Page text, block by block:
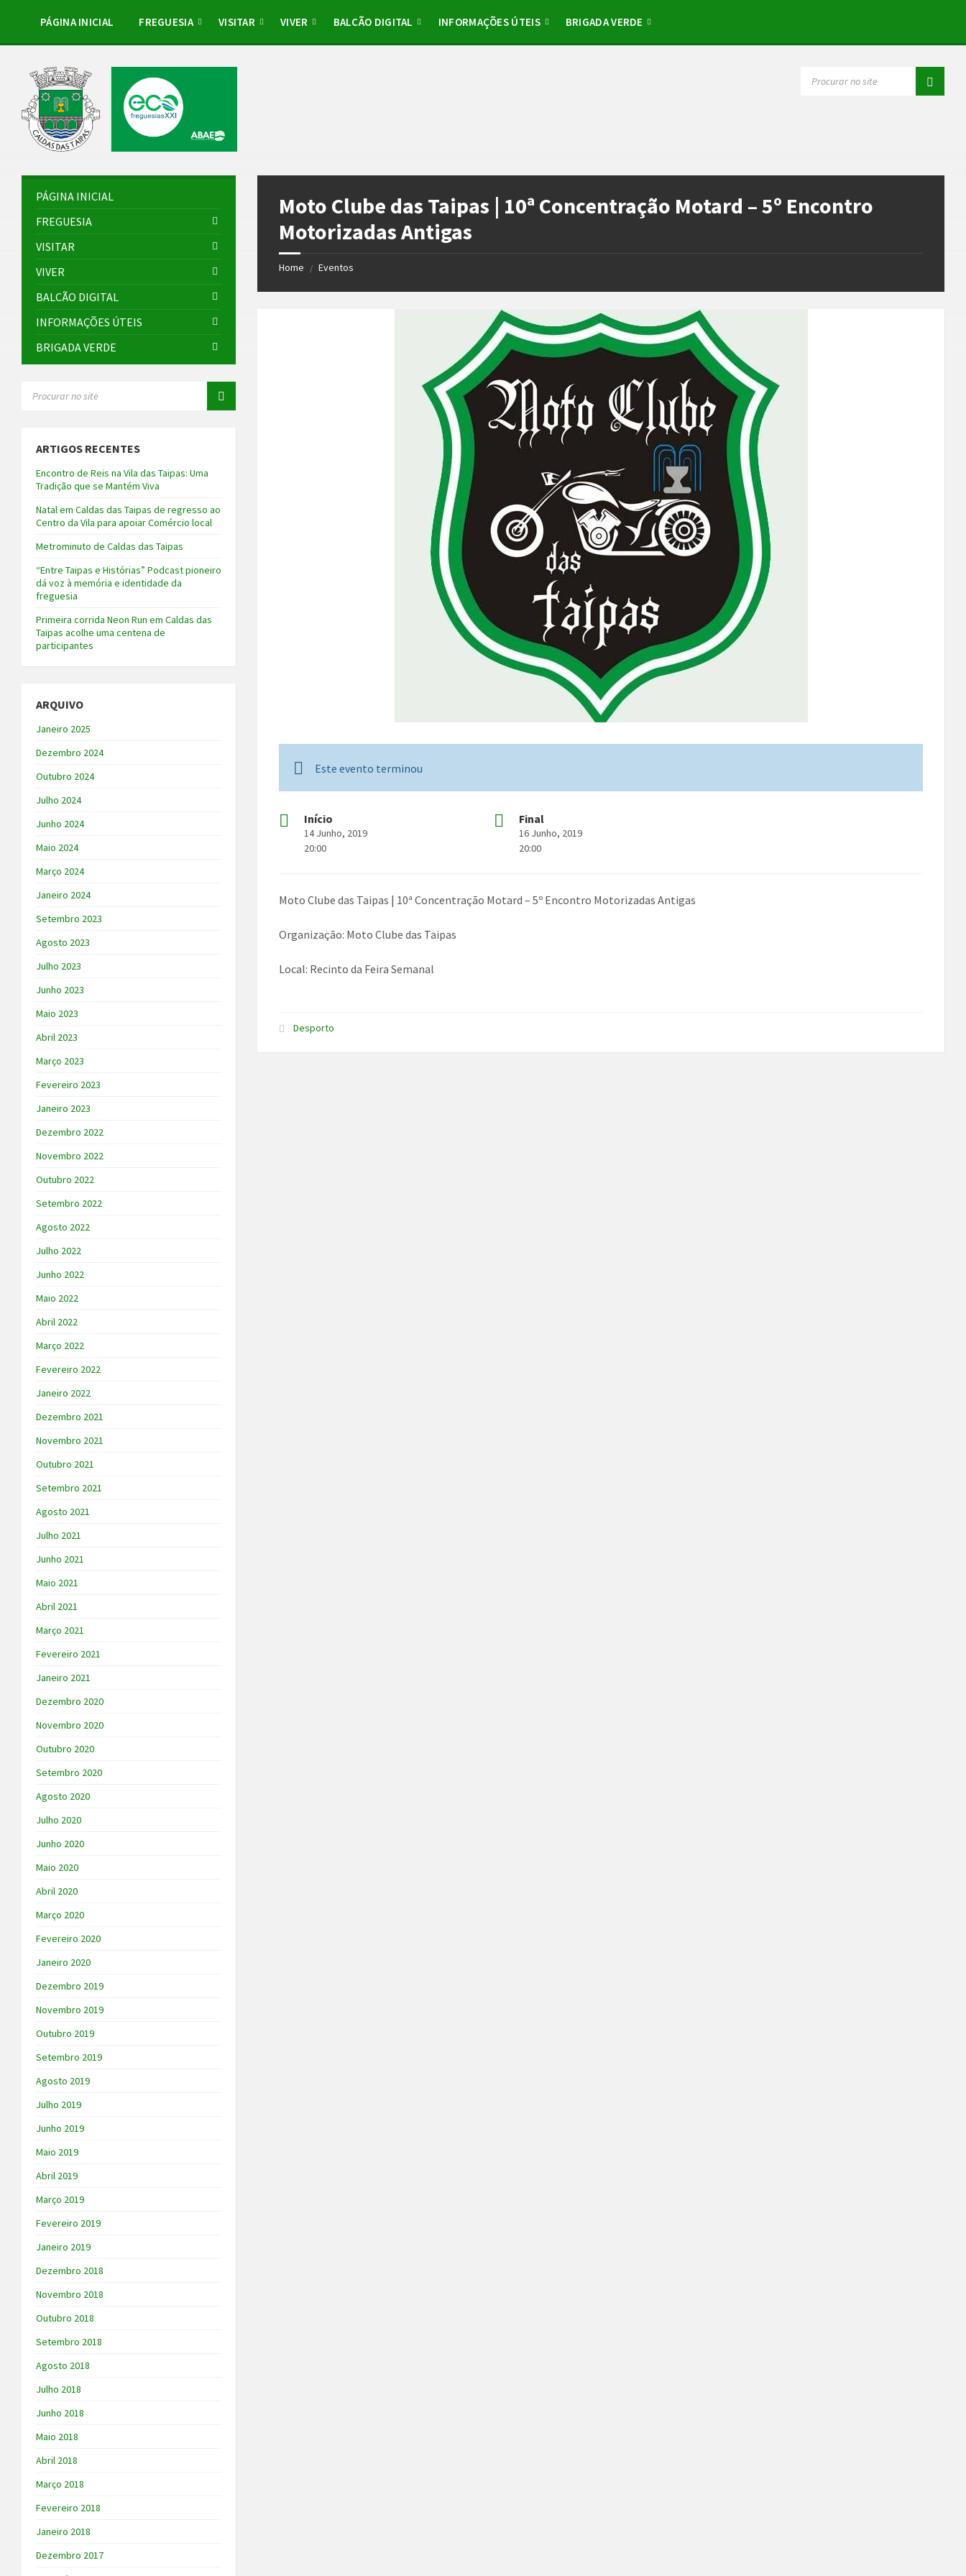
sidebar
PÁGINA INICIAL FREGUESIA VISITAR VIVER BALCÃO DIGITAL INFORMAÇÕES ÚTEIS BRIGADA VERDE
Moto Clube das Taipas | 10ª Concentração Motard – 5º Encontro
Motorizadas Antigas
Home / Eventos
Este evento terminou
Início
14 Junho, 2019
20:00
Final
16 Junho, 2019
20:00
Moto Clube das Taipas | 10ª Concentração Motard – 5º Encontro Motorizadas Antigas
Organização: Moto Clube das Taipas
Local: Recinto da Feira Semanal
Desporto
PÁGINA INICIAL
FREGUESIA
VISITAR
VIVER
BALCÃO DIGITAL
INFORMAÇÕES ÚTEIS
BRIGADA VERDE
ARTIGOS RECENTES
Encontro de Reis na Vila das Taipas: Uma
Tradição que se Mantém Viva
Natal em Caldas das Taipas de regresso ao
Centro da Vila para apoiar Comércio local
Metrominuto de Caldas das Taipas
“Entre Taipas e Histórias” Podcast pioneiro
dá voz à memória e identidade da
freguesia
Primeira corrida Neon Run em Caldas das
Taipas acolhe uma centena de
participantes
ARQUIVO
Janeiro 2025
Dezembro 2024
Outubro 2024
Julho 2024
Junho 2024
Maio 2024
Março 2024
Janeiro 2024
Setembro 2023
Agosto 2023
Julho 2023
Junho 2023
Maio 2023
Abril 2023
Março 2023
Fevereiro 2023
Janeiro 2023
Dezembro 2022
Novembro 2022
Outubro 2022
Setembro 2022
Agosto 2022
Julho 2022
Junho 2022
Maio 2022
Abril 2022
Março 2022
Fevereiro 2022
Janeiro 2022
Dezembro 2021
Novembro 2021
Outubro 2021
Setembro 2021
Agosto 2021
Julho 2021
Junho 2021
Maio 2021
Abril 2021
Março 2021
Fevereiro 2021
Janeiro 2021
Dezembro 2020
Novembro 2020
Outubro 2020
Setembro 2020
Agosto 2020
Julho 2020
Junho 2020
Maio 2020
Abril 2020
Março 2020
Fevereiro 2020
Janeiro 2020
Dezembro 2019
Novembro 2019
Outubro 2019
Setembro 2019
Agosto 2019
Julho 2019
Junho 2019
Maio 2019
Abril 2019
Março 2019
Fevereiro 2019
Janeiro 2019
Dezembro 2018
Novembro 2018
Outubro 2018
Setembro 2018
Agosto 2018
Julho 2018
Junho 2018
Maio 2018
Abril 2018
Março 2018
Fevereiro 2018
Janeiro 2018
Dezembro 2017